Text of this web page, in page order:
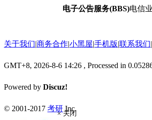
电子公告服务(BBS)电信
关于我们|商务合作|小黑屋|手机版|联系我们|
GMT+8, 2026-8-6 14:26 , Processed in
Powered by Discuz!
© 2001-2017 考研Inc.
× 关闭